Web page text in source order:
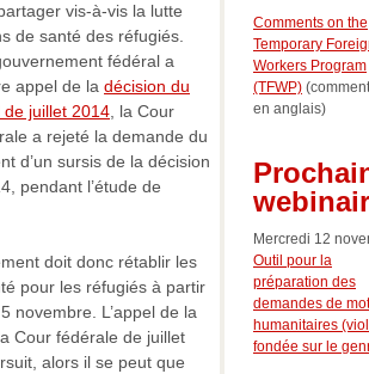
vis-à-vis la lutte
de santé des réfugiés.
fédéral a
appel de la décision du
juillet 2014, la Cour
a rejeté la demande du
d’un sursis de la décision
pendant l’étude de
doit donc rétablir les
pour les réfugiés à partir
novembre. L’appel de la
Cour fédérale de juillet
alors il se peut que
Comments on the
Temporary
Workers Program
(TFWP)
en anglais)
Mercredi 12
Outil pour la
préparation des
demandes de
humanitaires
fondée sur le